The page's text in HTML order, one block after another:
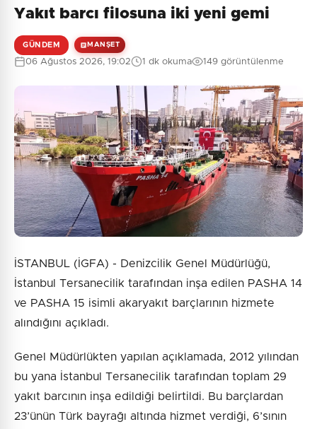
0/2000
Güvenlik Sorusu:
2 + 7 = ?
Gönder
Henüz yorum yapılmamış. İlk yorumu siz yapın!
Yakıt barcı filosuna iki yeni gemi
GÜNDEM MANŞET
06 Ağustos 2026, 19:02 1 dk okuma 149 görüntülenme
İSTANBUL (İGFA) - Denizcilik Genel Müdürlüğü,
İstanbul Tersanecilik tarafından inşa edilen PASHA 14
ve PASHA 15 isimli akaryakıt barçlarının hizmete
alındığını açıkladı.
Genel Müdürlükten yapılan açıklamada, 2012 yılından
bu yana İstanbul Tersanecilik tarafından toplam 29
yakıt barcının inşa edildiği belirtildi. Bu barçlardan
23’ünün Türk bayrağı altında hizmet verdiği, 6’sının